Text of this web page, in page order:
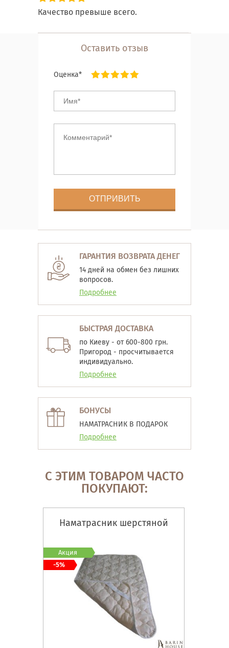
Качество превыше всего.
Оставить отзыв
Оценка*
ГАРАНТИЯ ВОЗВРАТА ДЕНЕГ
14 дней на обмен без лишних
вопросов.
Подробнее
БЫСТРАЯ ДОСТАВКА
по Киеву - от 600-800 грн.
Пригород - просчитывается
индивидуально.
Подробнее
БОНУСЫ
НАМАТРАСНИК В ПОДАРОК
Подробнее
С ЭТИМ ТОВАРОМ ЧАСТО
ПОКУПАЮТ:
Наматрасник шерстяной
Акция
-5%